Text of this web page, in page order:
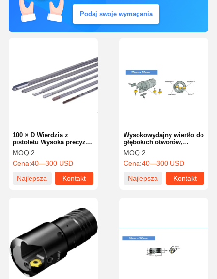
Podaj swoje wymagania
Wysokowydajny wiertło do
głębokich otworów,
jednopiórowe narzędzie
skrawające ISO9001
MOQ:2
Cena:40—300 USD
Najlepsza
Kontakt
100 × D Wierdzia z
pistoletu Wysoka precyzja
dla prawej strony kierunku
cięcia
MOQ:2
Cena:40—300 USD
Najlepsza
Kontakt